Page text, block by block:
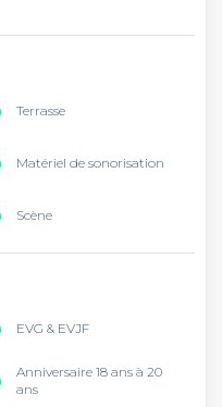
Terrasse
Matériel de sonorisation
Scène
EVG & EVJF
Anniversaire 18 ans à 20
ans